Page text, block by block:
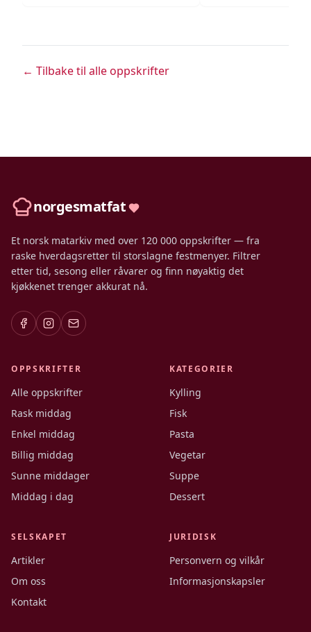
← Tilbake til alle oppskrifter
norgesmatfat
Et norsk matarkiv med over 120 000 oppskrifter — fra
raske hverdagsretter til storslagne festmenyer. Filtrer
etter tid, sesong eller råvarer og finn nøyaktig det
kjøkkenet trenger akkurat nå.
OPPSKRIFTER
Alle oppskrifter
Rask middag
Enkel middag
Billig middag
Sunne middager
Middag i dag
KATEGORIER
Kylling
Fisk
Pasta
Vegetar
Suppe
Dessert
SELSKAPET
Artikler
Om oss
Kontakt
JURIDISK
Personvern og vilkår
Informasjonskapsler